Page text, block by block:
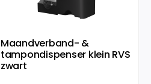
Maandverband- &
tampondispenser klein RVS
zwart